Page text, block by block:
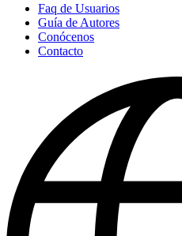
Faq de Usuarios
Guía de Autores
Conócenos
Contacto